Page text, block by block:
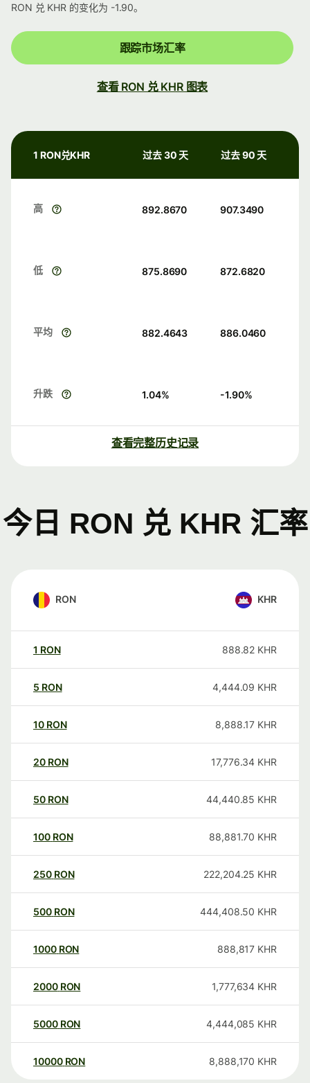
RON 兑 KHR 的变化为 -1.90。
跟踪市场汇率
查看 RON 兑 KHR 图表
1 RON兑KHR 过去 30 天 过去 90 天
高 892.8670 907.3490
低 875.8690 872.6820
平均 882.4643 886.0460
升跌 1.04% -1.90%
查看完整历史记录
今日 RON 兑 KHR 汇率
RON KHR
1 RON 888.82 KHR
5 RON 4,444.09 KHR
10 RON 8,888.17 KHR
20 RON 17,776.34 KHR
50 RON 44,440.85 KHR
100 RON 88,881.70 KHR
250 RON 222,204.25 KHR
500 RON 444,408.50 KHR
1000 RON 888,817 KHR
2000 RON 1,777,634 KHR
5000 RON 4,444,085 KHR
10000 RON 8,888,170 KHR